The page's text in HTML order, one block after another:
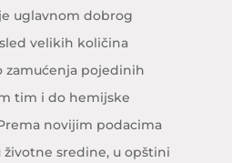
uglavnom dobrog
velikih količina
zamućenja pojedinih
tim i do hemijske
novijim podacima
životne sredine, u opštini